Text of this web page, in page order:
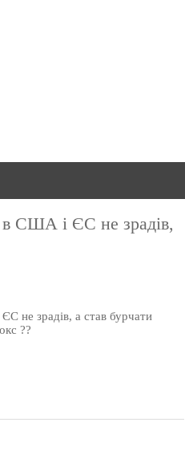
в США і ЄС не зрадів,
не зрадів, а став бурчати
??